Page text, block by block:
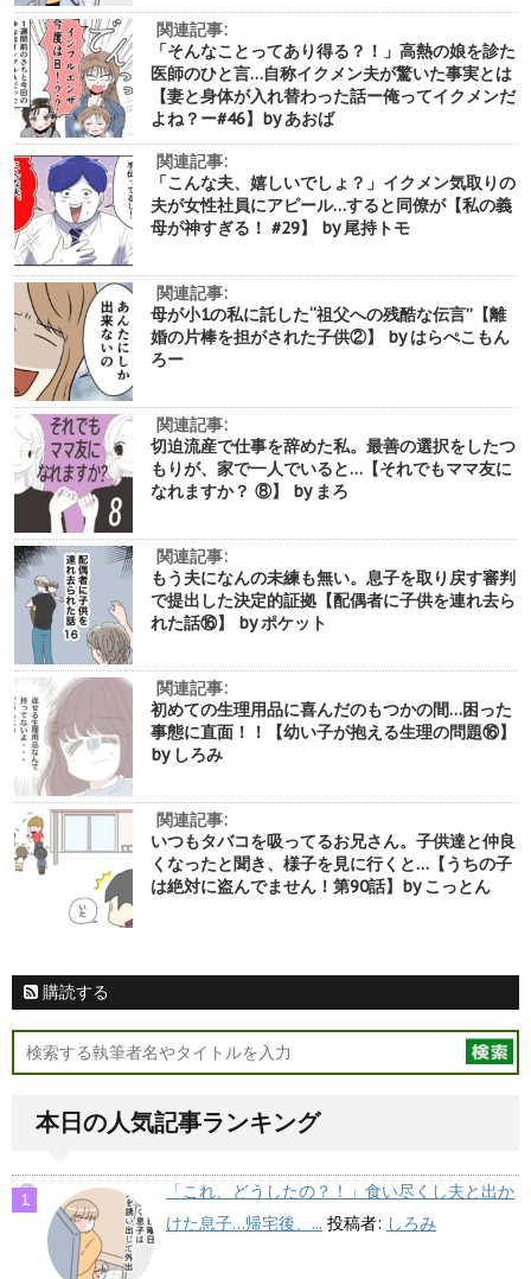
関連記事:
「そんなことってあり得る？！」高熱の娘を診た
医師のひと言…自称イクメン夫が驚いた事実とは
【妻と身体が入れ替わった話ー俺ってイクメンだ
よね？ー#46】by あおば
関連記事:
「こんな夫、嬉しいでしょ？」イクメン気取りの
夫が女性社員にアピール…すると同僚が【私の義
母が神すぎる！ #29】 by 尾持トモ
関連記事:
母が小1の私に託した“祖父への残酷な伝言”【離
婚の片棒を担がされた子供②】 by はらぺこもん
ろー
関連記事:
切迫流産で仕事を辞めた私。最善の選択をしたつ
もりが、家で一人でいると…【それでもママ友に
なれますか？ ⑧】 by まろ
関連記事:
もう夫になんの未練も無い。息子を取り戻す審判
で提出した決定的証拠【配偶者に子供を連れ去ら
れた話⑯】 by ポケット
関連記事:
初めての生理用品に喜んだのもつかの間…困った
事態に直面！！【幼い子が抱える生理の問題⑯】
by しろみ
関連記事:
いつもタバコを吸ってるお兄さん。子供達と仲良
くなったと聞き、様子を見に行くと…【うちの子
は絶対に盗んでません！第90話】by こっとん
購読する
本日の人気記事ランキング
「これ、どうしたの？！」食い尽くし夫と出か
けた息子…帰宅後、... 投稿者: しろみ